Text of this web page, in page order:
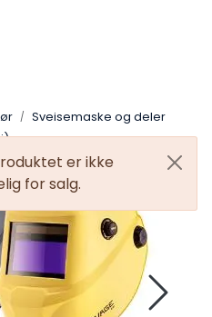
er ikke
for salg.
Sveisemaske og deler